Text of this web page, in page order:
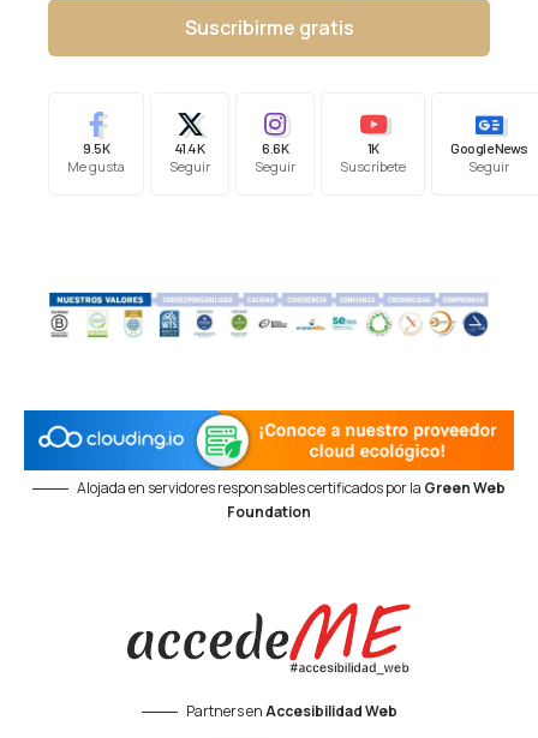
Suscribirme gratis
9.5K
Me gusta
41.4K
Seguir
6.6K
Seguir
1K
Suscríbete
Google News
Seguir
Alojada en servidores responsables certificados por la Green Web
Foundation
Partners enAccesibilidad Web